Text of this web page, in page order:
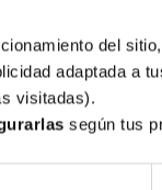
del
adaptada a
visitadas).
según tus